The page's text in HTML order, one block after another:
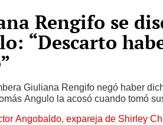
Rengifo se
“Descarto
Giuliana Rengifo negó haber
Angulo la acosó cuando tomó
Angobaldo, expareja de Shirley